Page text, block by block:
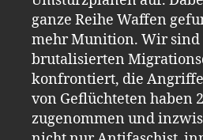
ganze Reihe Waffen
mehr Munition. Wir sind
brutalisierten
konfrontiert, die
von Geflüchteten haben
zugenommen und